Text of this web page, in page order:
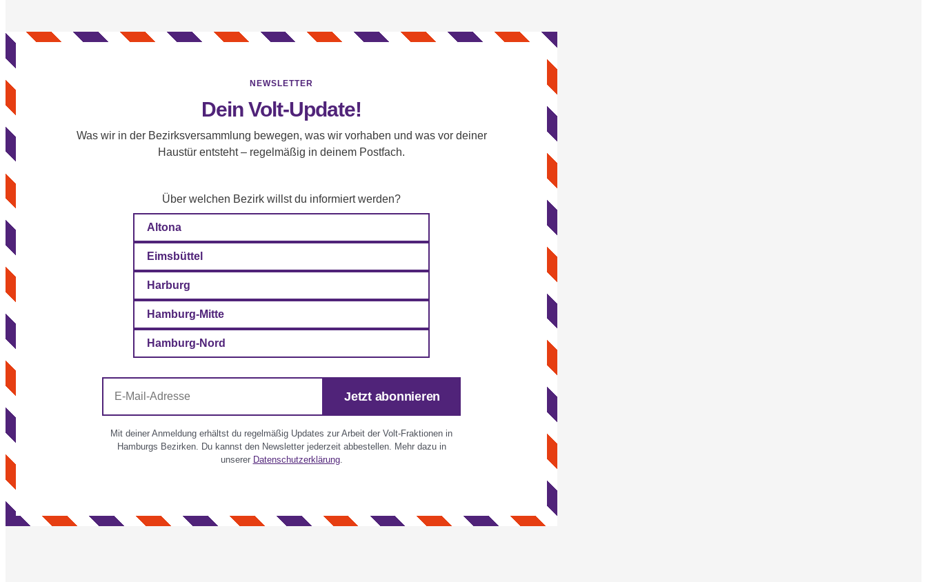
NEWSLETTER
Dein Volt-Update!
Was wir in der Bezirksversammlung bewegen, was wir vorhaben und was vor deiner
Haustür entsteht – regelmäßig in deinem Postfach.
Über welchen Bezirk willst du informiert werden?
Altona
Eimsbüttel
Harburg
Hamburg-Mitte
Hamburg-Nord
Mail-
Adresse
Jetzt abonnieren
Mit deiner Anmeldung erhältst du regelmäßig Updates zur Arbeit der Volt-Fraktionen in
Hamburgs Bezirken. Du kannst den Newsletter jederzeit abbestellen. Mehr dazu in
unserer Datenschutzerklärung.